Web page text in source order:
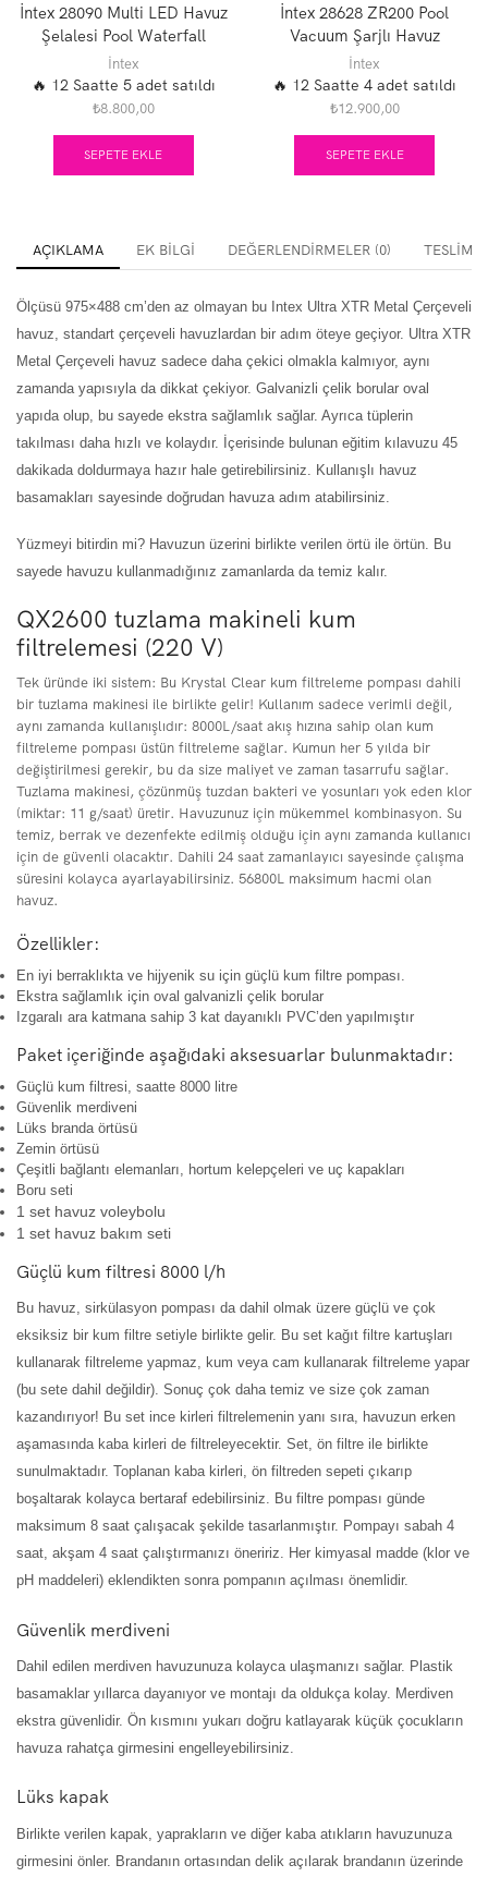
İntex 28090 Multi LED Havuz
Şelalesi Pool Waterfall
İntex
🔥 12 Saatte 5 adet satıldı
₺8.800,00
SEPETE EKLE
İntex 28628 ZR200 Pool
Vacuum Şarjlı Havuz
Süpürgesi
İntex
🔥 12 Saatte 4 adet satıldı
₺12.900,00
SEPETE EKLE
AÇIKLAMA EK BILGI DEĞERLENDIRMELER (0)
Ölçüsü 975×488 cm’den az olmayan bu Intex Ultra XTR Metal Çerçeveli
havuz, standart çerçeveli havuzlardan bir adım öteye geçiyor. Ultra XTR
Metal Çerçeveli havuz sadece daha çekici olmakla kalmıyor, aynı
zamanda yapısıyla da dikkat çekiyor. Galvanizli çelik borular oval
yapıda olup, bu sayede ekstra sağlamlık sağlar. Ayrıca tüplerin
takılması daha hızlı ve kolaydır. İçerisinde bulunan eğitim kılavuzu 45
dakikada doldurmaya hazır hale getirebilirsiniz. Kullanışlı havuz
basamakları sayesinde doğrudan havuza adım atabilirsiniz.
Yüzmeyi bitirdin mi? Havuzun üzerini birlikte verilen örtü ile örtün. Bu
sayede havuzu kullanmadığınız zamanlarda da temiz kalır.
QX2600 tuzlama makineli kum
filtrelemesi (220 V)
Tek üründe iki sistem: Bu Krystal Clear kum filtreleme pompası dahili
bir tuzlama makinesi ile birlikte gelir! Kullanım sadece verimli değil,
aynı zamanda kullanışlıdır: 8000L/saat akış hızına sahip olan kum
filtreleme pompası üstün filtreleme sağlar. Kumun her 5 yılda bir
değiştirilmesi gerekir, bu da size maliyet ve zaman tasarrufu sağlar.
Tuzlama makinesi, çözünmüş tuzdan bakteri ve yosunları yok eden klor
(miktar: 11 g/saat) üretir. Havuzunuz için mükemmel kombinasyon. Su
temiz, berrak ve dezenfekte edilmiş olduğu için aynı zamanda kullanıcı
için de güvenli olacaktır. Dahili 24 saat zamanlayıcı sayesinde çalışma
süresini kolayca ayarlayabilirsiniz. 56800L maksimum hacmi olan
havuz.
Özellikler:
En iyi berraklıkta ve hijyenik su için güçlü kum filtre pompası.
Ekstra sağlamlık için oval galvanizli çelik borular
Izgaralı ara katmana sahip 3 kat dayanıklı PVC’den yapılmıştır
Paket içeriğinde aşağıdaki aksesuarlar bulunmaktadır:
Güçlü kum filtresi, saatte 8000 litre
Güvenlik merdiveni
Lüks branda örtüsü
Zemin örtüsü
Çeşitli bağlantı elemanları, hortum kelepçeleri ve uç kapakları
Boru seti
1 set havuz voleybolu
1 set havuz bakım seti
Güçlü kum filtresi 8000 l/h
Bu havuz, sirkülasyon pompası da dahil olmak üzere güçlü ve çok
eksiksiz bir kum filtre setiyle birlikte gelir. Bu set kağıt filtre kartuşları
kullanarak filtreleme yapmaz, kum veya cam kullanarak filtreleme yapar
(bu sete dahil değildir). Sonuç çok daha temiz ve size çok zaman
kazandırıyor! Bu set ince kirleri filtrelemenin yanı sıra, havuzun erken
aşamasında kaba kirleri de filtreleyecektir. Set, ön filtre ile birlikte
sunulmaktadır. Toplanan kaba kirleri, ön filtreden sepeti çıkarıp
boşaltarak kolayca bertaraf edebilirsiniz. Bu filtre pompası günde
maksimum 8 saat çalışacak şekilde tasarlanmıştır. Pompayı sabah 4
saat, akşam 4 saat çalıştırmanızı öneririz. Her kimyasal madde (klor ve
pH maddeleri) eklendikten sonra pompanın açılması önemlidir.
Güvenlik merdiveni
Dahil edilen merdiven havuzunuza kolayca ulaşmanızı sağlar. Plastik
basamaklar yıllarca dayanıyor ve montajı da oldukça kolay. Merdiven
ekstra güvenlidir. Ön kısmını yukarı doğru katlayarak küçük çocukların
havuza rahatça girmesini engelleyebilirsiniz.
Lüks kapak
Birlikte verilen kapak, yaprakların ve diğer kaba atıkların havuzunuza
girmesini önler. Brandanın ortasından delik açılarak brandanın üzerinde